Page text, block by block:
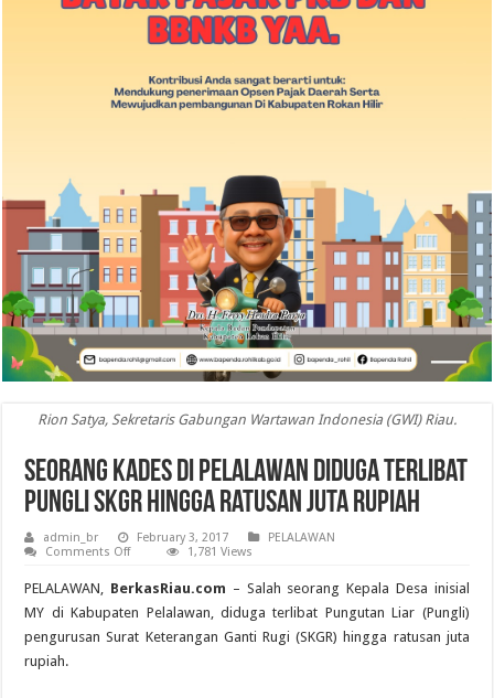
Rion Satya, Sekretaris Gabungan Wartawan Indonesia (GWI) Riau.
Seorang Kades di Pelalawan Diduga Terlibat
Pungli SKGR hingga Ratusan Juta Rupiah
admin_br February 3, 2017
PELALAWAN
Comments Offon
Kades
di
Pelalawan
Diduga
Terlibat
1,781 Views
PELALAWAN, BerkasRiau.com – Salah seorang Kepala Desa inisial
MY di Kabupaten Pelalawan, diduga terlibat Pungutan Liar (Pungli)
pengurusan Surat Keterangan Ganti Rugi (SKGR) hingga ratusan juta
rupiah.